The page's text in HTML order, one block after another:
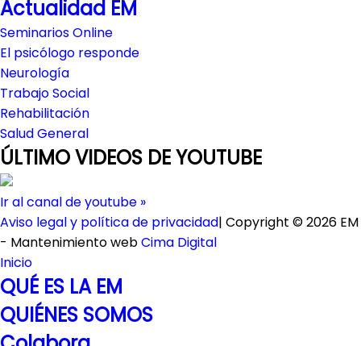
Actualidad EM
Seminarios Online
El psicólogo responde
Neurología
Trabajo Social
Rehabilitación
Salud General
ÚLTIMO VIDEOS DE YOUTUBE
Ir al canal de youtube »
Aviso legal y política de privacidad| Copyright © 2026 EM
- Mantenimiento webCima Digital
Inicio
QUÉ ES LA EM
QUIÉNES SOMOS